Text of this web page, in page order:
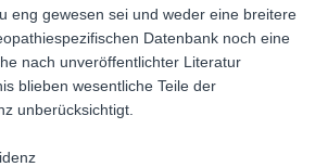
eng gewesen sei und weder eine breitere
Datenbank noch eine
nach unveröffentlichter Literatur
blieben wesentliche Teile der
unberücksichtigt.